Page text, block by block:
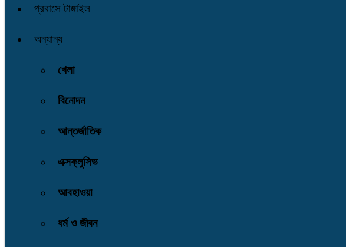
প্রবাসে টাঙ্গাইল
অন্যান্য
খেলা
বিনোদন
আন্তর্জাতিক
এক্সক্লুসিভ
আবহাওয়া
ধর্ম ও জীবন